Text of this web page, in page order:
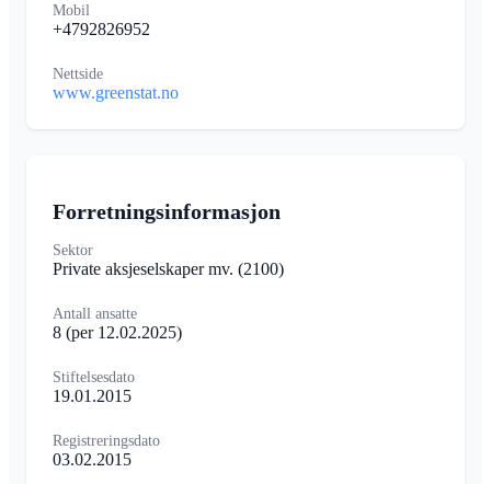
Mobil
+4792826952
Nettside
www.greenstat.no
Forretningsinformasjon
Sektor
Private aksjeselskaper mv. (2100)
Antall ansatte
8 (per 12.02.2025)
Stiftelsesdato
19.01.2015
Registreringsdato
03.02.2015